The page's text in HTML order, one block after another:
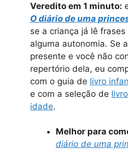
Veredito em 1 minuto:
O diário de uma
se a criança já lê
alguma autonomia. Se
presente e você não
repertório dela, eu
com o guia de livro
e com a seleção de
idade.
Melhor para
diário de uma